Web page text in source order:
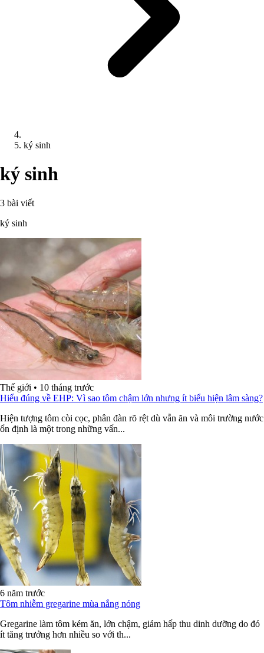
ký sinh
ký sinh
3 bài viết
ký sinh
Thế giới • 10 tháng trước
Hiểu đúng về EHP: Vì sao tôm chậm lớn nhưng ít biểu hiện lâm sàng?
Hiện tượng tôm còi cọc, phân đàn rõ rệt dù vẫn ăn và môi trường nước
ổn định là một trong những vấn...
6 năm trước
Tôm nhiễm gregarine mùa nắng nóng
Gregarine làm tôm kém ăn, lớn chậm, giảm hấp thu dinh dưỡng do đó
ít tăng trưởng hơn nhiều so với th...